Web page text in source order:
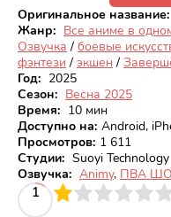
Оригинальное название:
Жанр: Все аниме в
Озвучка / боевые
фэнтези / экшен /
Год: 2025
Сезон: Весна 2025
Время: 10 мин
Доступно на: Android,
Просмотров: 1 611
Студии: Suoyi Technology
Озвучка: Animy, ПВА
1
4 5 6 7 8 9 10